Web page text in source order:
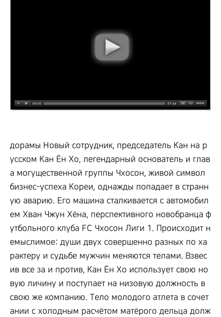
дорамы Новый сотрудник, председатель Кан на р
усском Кан Ён Хо, легендарный основатель и глав
а могущественной группы Чхосон, живой символ
бизнес-успеха Кореи, однажды попадает в странн
ую аварию. Его машина сталкивается с автомобил
ем Хван Чжун Хёна, перспективного новобранца ф
утбольного клуба FC Чхосон Лиги 1. Происходит н
емыслимое: души двух совершенно разных по ха
рактеру и судьбе мужчин меняются телами. Взвес
ив все за и против, Кан Ён Хо использует свою но
вую личину и поступает на низовую должность в
свою же компанию. Тело молодого атлета в сочет
ании с холодным расчётом матёрого дельца долж